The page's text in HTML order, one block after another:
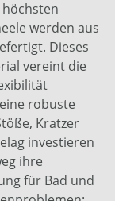
höchsten
werden aus
Dieses
vereint die
robuste
Kratzer
investieren
ihre
für Bad und